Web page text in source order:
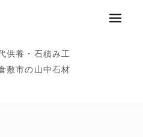
供養・石積み工
敷市の山中石材
メニュ